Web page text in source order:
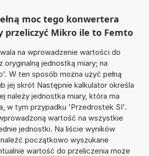
moc tego konwertera
przeliczyć Mikro ile to Femto
na wprowadzenie wartości do
oryginalną jednostką miary; na
W ten sposób można użyć pełną
jej skrót Następnie kalkulator określa
należy jednostka miary, która ma
w tym przypadku 'Przedrostek SI'.
wartość na wszystkie
jednostki. Na liście wyników
początkowo wyszukane
wartość do przeliczenia może